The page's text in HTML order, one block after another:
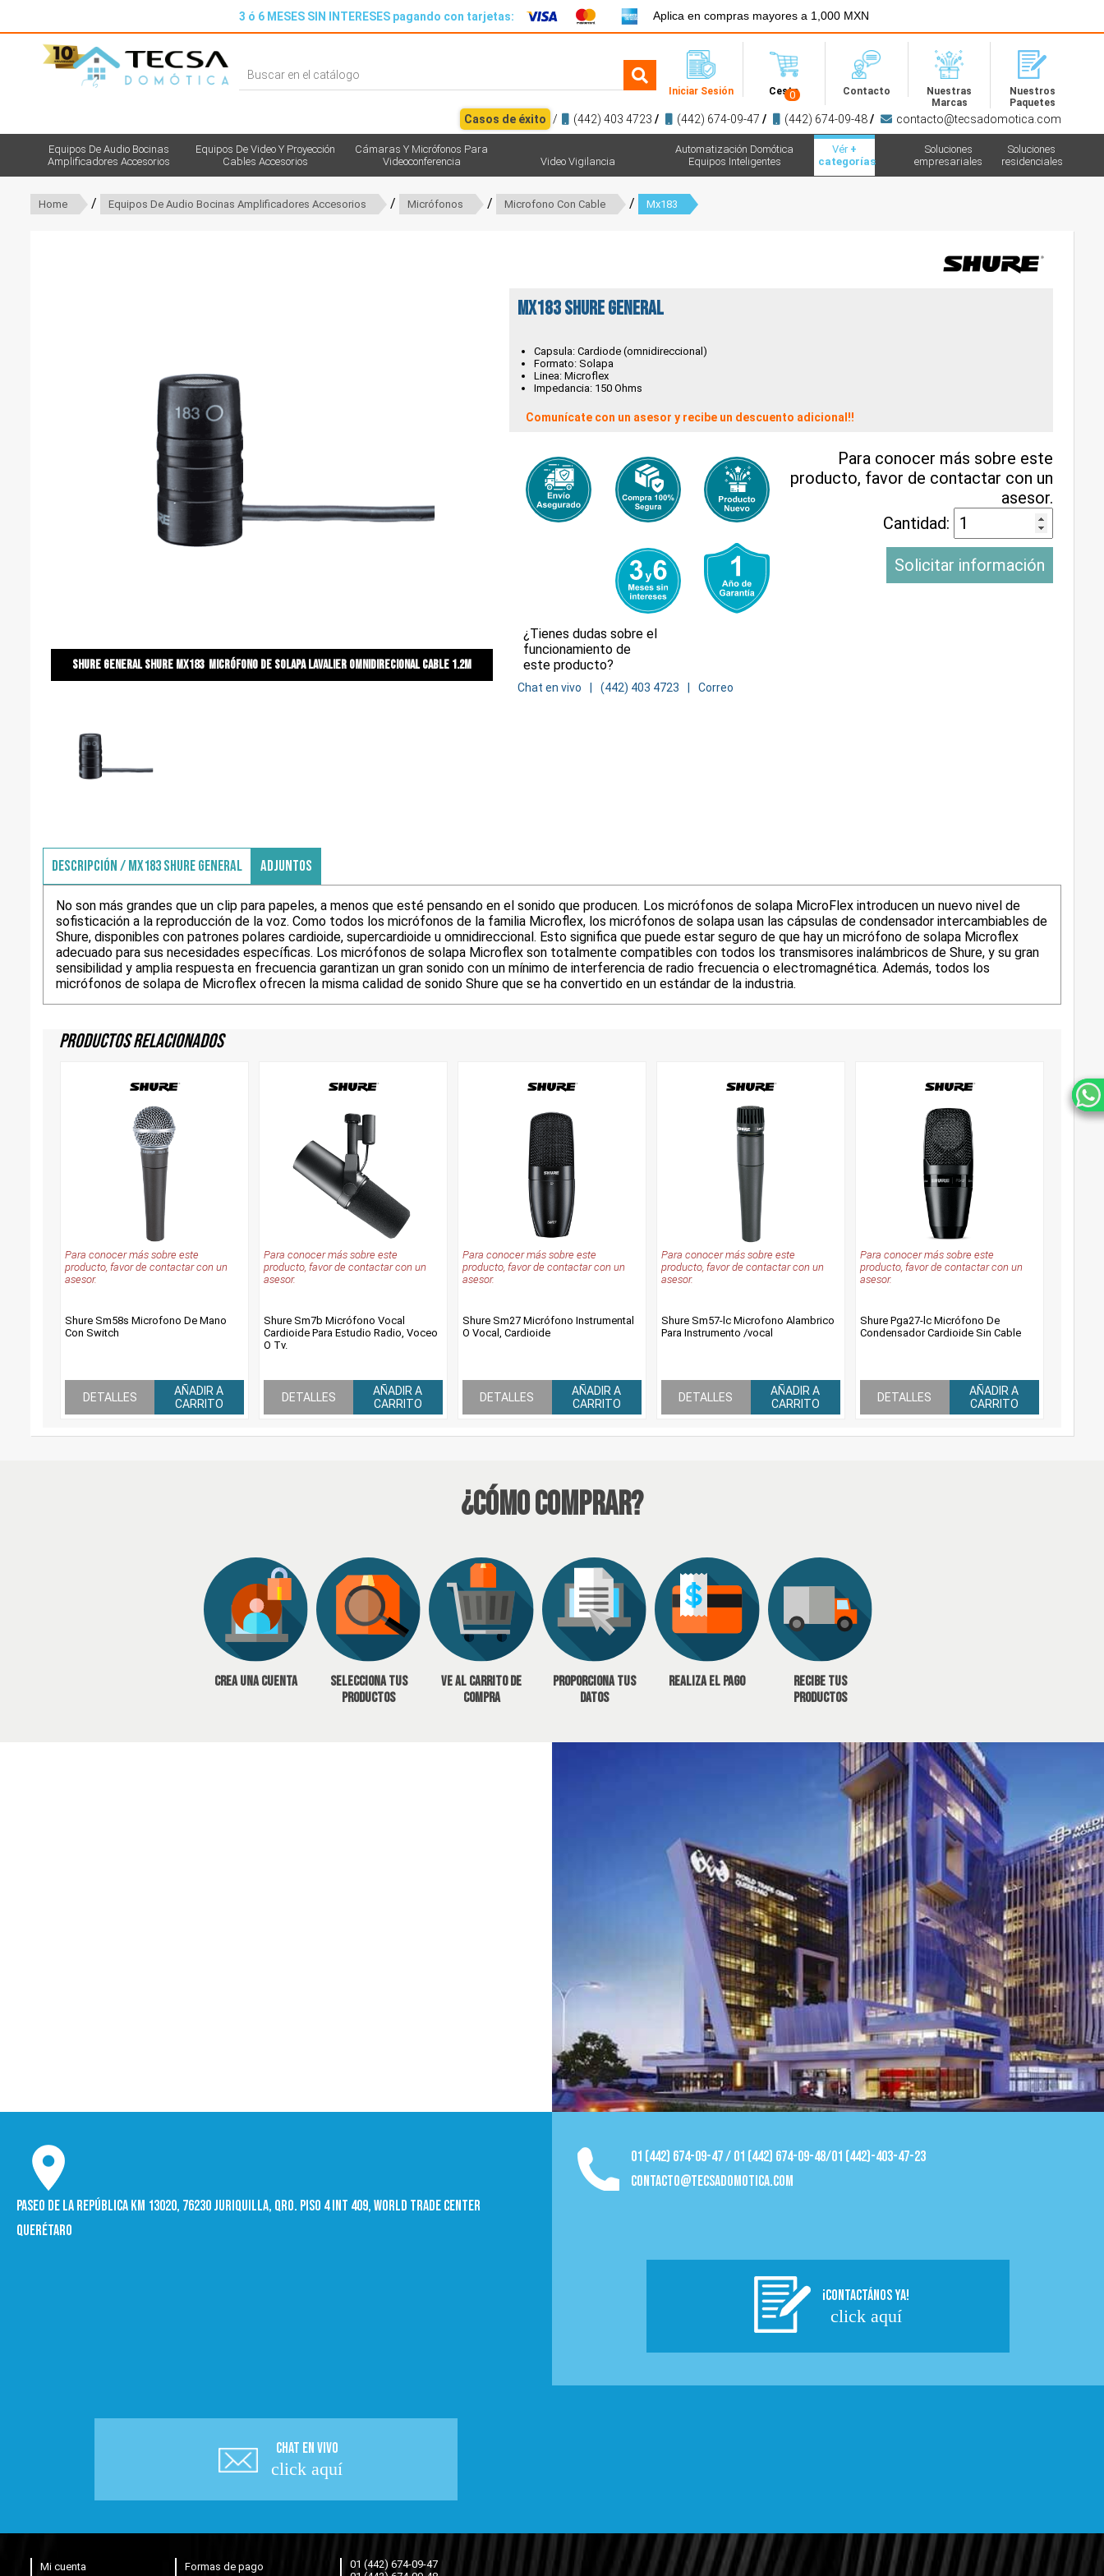
3 ó 6 MESES SIN INTERESES pagando con tarjetas: Aplica en compras mayores a 1,000 MXN
Iniciar Sesión Cesta
0 Contacto
Nuestras
Marcas
Nuestros
Paquetes
Casos de éxito / (442) 403 4723 / (442) 674-09-47 / (442) 674-09-48/ contacto@tecsadomotica.com
Equipos De Audio Bocinas
Amplificadores Accesorios
Equipos De Video Y Proyección
Cables Accesorios
Cámaras Y Micrófonos Para
Videoconferencia
Video Vigilancia
Automatización Domótica
Equipos Inteligentes
Vér +
categorías
Soluciones
residenciales
Soluciones
empresariales
Home / Equipos De Audio Bocinas Amplificadores Accesorios / Micrófonos / Microfono Con Cable / Mx183
Shure general Shure mx183 micrófono de solapa lavalier omnidirecional cable 1.2m
MX183 Shure general
Capsula: Cardiode (omnidireccional)
Formato: Solapa
Linea: Microflex
Impedancia: 150 Ohms
Comunícate con un asesor y recibe un descuento adicional!!
¿Tienes dudas sobre el
funcionamiento de
este producto?
Chat en vivo (442) 403 4723 Correo
Para conocer más sobre este
producto, favor de contactar con un
asesor.
Cantidad:
Solicitar información
DESCRIPCIÓN / MX183 SHURE GENERAL ADJUNTOS
No son más grandes que un clip para papeles, a menos que esté pensando en el sonido que producen. Los micrófonos de solapa MicroFlex introducen un nuevo nivel de
sofisticación a la reproducción de la voz. Como todos los micrófonos de la familia Microflex, los micrófonos de solapa usan las cápsulas de condensador intercambiables de
Shure, disponibles con patrones polares cardioide, supercardioide u omnidireccional. Esto significa que puede estar seguro de que hay un micrófono de solapa Microflex
adecuado para sus necesidades específicas. Los micrófonos de solapa Microflex son totalmente compatibles con todos los transmisores inalámbricos de Shure, y su gran
sensibilidad y amplia respuesta en frecuencia garantizan un gran sonido con un mínimo de interferencia de radio frecuencia o electromagnética. Además, todos los
micrófonos de solapa de Microflex ofrecen la misma calidad de sonido Shure que se ha convertido en un estándar de la industria.
Productos Relacionados
Para conocer más sobre este
producto, favor de contactar con un
asesor.
Shure Sm58s Microfono De Mano
Con Switch
DETALLES
AÑADIR A
CARRITO
Para conocer más sobre este
producto, favor de contactar con un
asesor.
Shure Sm7b Micrófono Vocal
Cardioide Para Estudio Radio, Voceo
O Tv.
DETALLES
AÑADIR A
CARRITO
Para conocer más sobre este
producto, favor de contactar con un
asesor.
Shure Sm27 Micrófono Instrumental
O Vocal, Cardioide
DETALLES
AÑADIR A
CARRITO
Para conocer más sobre este
producto, favor de contactar con un
asesor.
Shure Sm57-lc Microfono Alambrico
Para Instrumento /vocal
DETALLES
AÑADIR A
CARRITO
Para conocer más sobre este
producto, favor de contactar con un
asesor.
Shure Pga27-lc Micrófono De
Condensador Cardioide Sin Cable
DETALLES
AÑADIR A
CARRITO
¿Cómo Comprar?
Crea una cuenta
Selecciona tus
productos
Ve al carrito de
compra
Proporciona tus
datos
Realiza el pago
Recibe tus
productos
Paseo de la República Km 13020, 76230 Juriquilla, Qro. Piso 4 int 409, World trade Center
Querétaro
01 (442) 674-09-47 / 01 (442) 674-09-48/01 (442)-403-47-23
contacto@tecsadomotica.com
¡CONTACTÁNOS YA!
click aquí
CHAT EN VIVO
click aquí
Mi cuenta
Formas de pago
01 (442) 674-09-47